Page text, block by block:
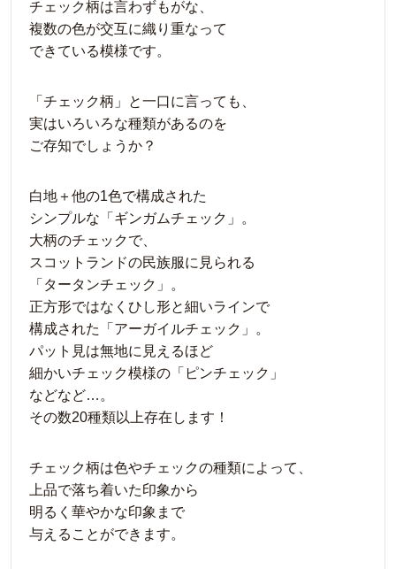
チェック柄は言わずもがな、
複数の色が交互に織り重なって
できている模様です。
「チェック柄」と一口に言っても、
実はいろいろな種類があるのを
ご存知でしょうか？
白地＋他の1色で構成された
シンプルな「ギンガムチェック」。
大柄のチェックで、
スコットランドの民族服に見られる
「タータンチェック」。
正方形ではなくひし形と細いラインで
構成された「アーガイルチェック」。
パット見は無地に見えるほど
細かいチェック模様の「ピンチェック」
などなど…。
その数20種類以上存在します！
チェック柄は色やチェックの種類によって、
上品で落ち着いた印象から
明るく華やかな印象まで
与えることができます。